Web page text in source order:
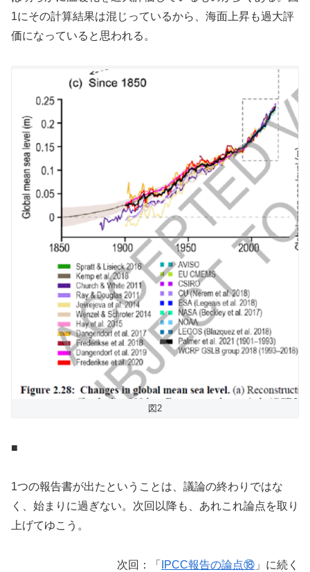
1にその計算結果は混じっているから、海面上昇も過大評
価になっていると思われる。
図2
■
1つの報告書が出たということは、議論の終わりではな
く、始まりに過ぎない。次回以降も、あれこれ論点を取り
上げてゆこう。
次回：「 IPCC報告の論点⑱ 」に続く